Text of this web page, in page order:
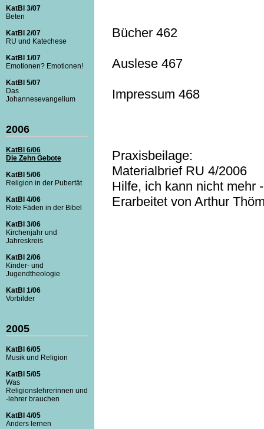
KatBl 3/07
Beten
KatBl 2/07
RU und Katechese
KatBl 1/07
Emotionen? Emotionen!
KatBl 5/07
Das
Johannesevangelium
2006
KatBl 6/06
Die Zehn Gebote
KatBl 5/06
Religion in der Pubertät
KatBl 4/06
Rote Fäden in der Bibel
KatBl 3/06
Kirchenjahr und
Jahreskreis
KatBl 2/06
Kinder- und
Jugendtheologie
KatBl 1/06
Vorbilder
2005
KatBl 6/05
Musik und Religion
KatBl 5/05
Was
Religionslehrerinnen und
-lehrer brauchen
KatBl 4/05
Anders lernen
Bücher 462
Auslese 467
Impressum 468
Praxisbeilage:
Materialbrief RU 4/2006
Hilfe, ich kann nicht mehr
Erarbeitet von Arthur